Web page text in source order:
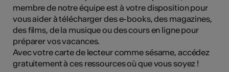
membre de notre équipe est à votre disposition pour
vous aider à télécharger des e-books, des magazines,
des films, de la musique ou des cours en ligne pour
préparer vos vacances.
Avec votre carte de lecteur comme sésame, accédez
gratuitement à ces ressources où que vous soyez !